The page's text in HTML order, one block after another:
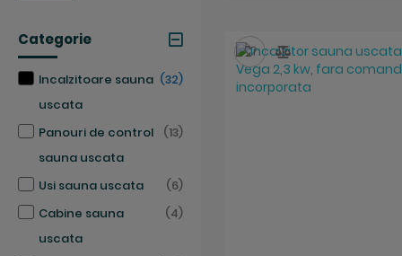
SalveazaCompara
Categorie
Incalzitoare sauna
uscata
32
articole
Panouri de control
sauna uscata
13
articole
Usi sauna uscata 6
articole
Cabine sauna
uscata
4
articole